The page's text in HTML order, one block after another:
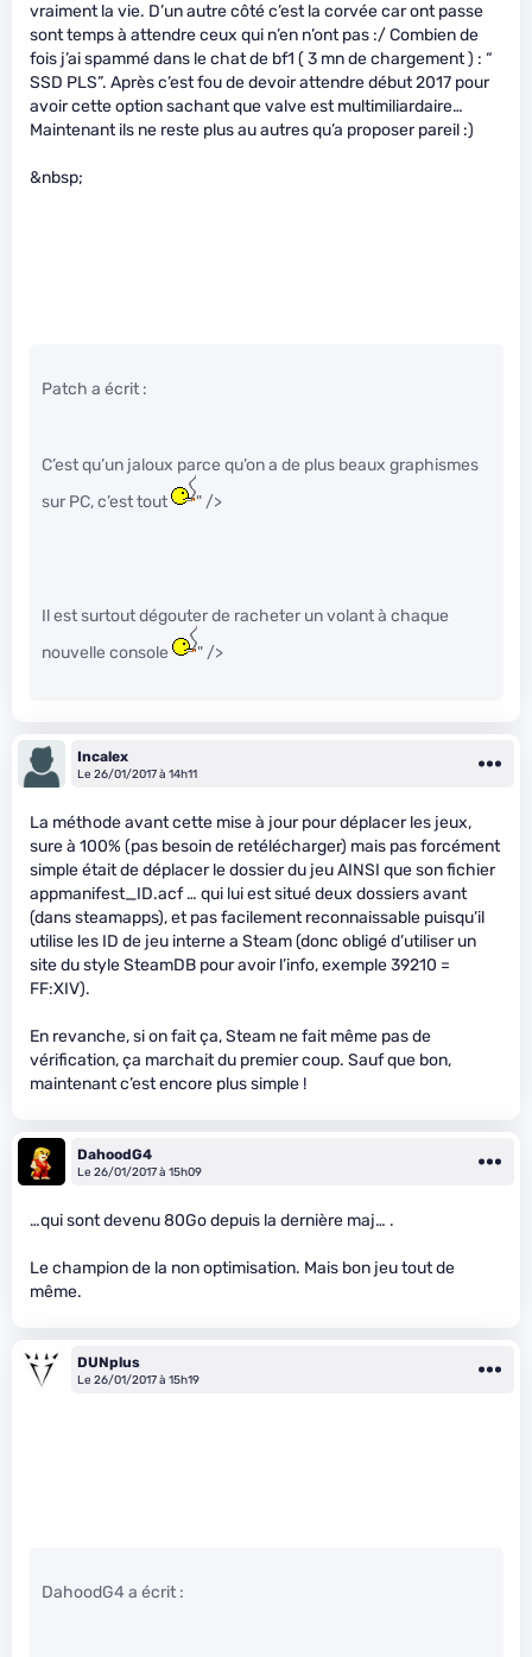
vraiment la vie. D’un autre côté c’est la corvée car ont passe
sont temps à attendre ceux qui n’en n’ont pas :/ Combien de
fois j’ai spammé dans le chat de bf1 ( 3 mn de chargement ) : “
SSD PLS”. Après c’est fou de devoir attendre début 2017 pour
avoir cette option sachant que valve est multimiliardaire…
Maintenant ils ne reste plus au autres qu’a proposer pareil :)
&nbsp;
Patch a écrit :
C’est qu’un jaloux parce qu’on a de plus beaux graphismes
sur PC, c’est tout
" />
Il est surtout dégouter de racheter un volant à chaque
nouvelle console
" />
Incalex
Le 26/01/2017 à 14h11
La méthode avant cette mise à jour pour déplacer les jeux,
sure à 100% (pas besoin de retélécharger) mais pas forcément
simple était de déplacer le dossier du jeu AINSI que son fichier
appmanifest_ID.acf … qui lui est situé deux dossiers avant
(dans steamapps), et pas facilement reconnaissable puisqu’il
utilise les ID de jeu interne a Steam (donc obligé d’utiliser un
site du style SteamDB pour avoir l’info, exemple 39210 =
FF:XIV).
En revanche, si on fait ça, Steam ne fait même pas de
vérification, ça marchait du premier coup. Sauf que bon,
maintenant c’est encore plus simple !
DahoodG4
Le 26/01/2017 à 15h09
…qui sont devenu 80Go depuis la dernière maj… .
Le champion de la non optimisation. Mais bon jeu tout de
même.
DUNplus
Le 26/01/2017 à 15h19
DahoodG4 a écrit :